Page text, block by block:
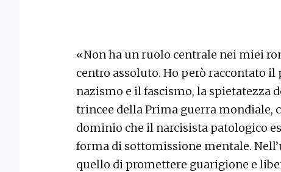
«Non ha un ruolo centrale nei miei
centro assoluto. Ho però raccontato
nazismo e il fascismo, la spietatezza
trincee della Prima guerra mondiale,
dominio che il narcisista patologico
forma di sottomissione mentale.
quello di promettere guarigione e